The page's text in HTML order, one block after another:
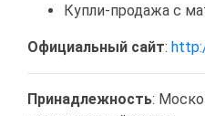
Купли-продажа с
Официальный сайт:
Принадлежность: